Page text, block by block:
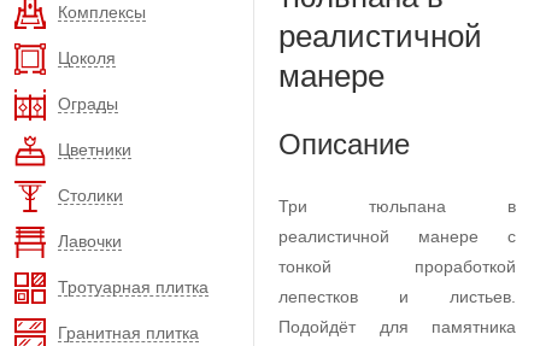
Комплексы
Цоколя
Ограды
Цветники
Столики
Лавочки
Тротуарная плитка
Гранитная плитка
реалистичной
манере
Описание
Три тюльпана в
реалистичной манере с
тонкой проработкой
лепестков и листьев.
Подойдёт для памятника